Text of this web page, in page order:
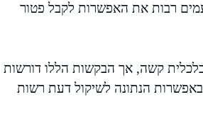
רבות את האפשרות לקבל פטור
קשה, אך הבקשות הללו דורשות
באפשרות הנתונה לשיקול דעת רשות